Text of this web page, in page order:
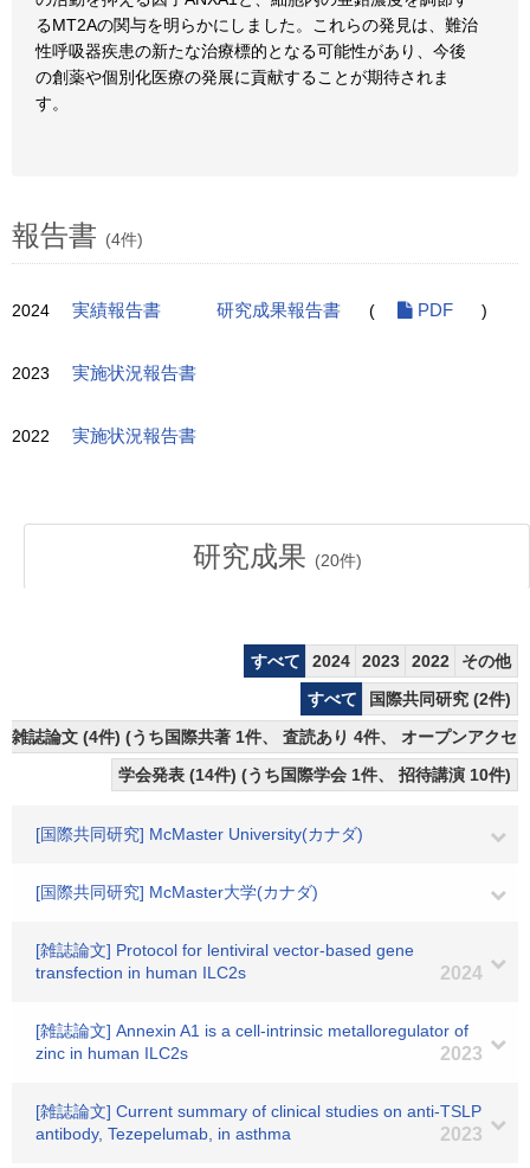
るMT2Aの関与を明らかにしました。これらの発見は、難治
性呼吸器疾患の新たな治療標的となる可能性があり、今後
の創薬や個別化医療の発展に貢献することが期待されま
す。
報告書 (4件)
2024 実績報告書 研究成果報告書 ( PDF )
2023 実施状況報告書
2022 実施状況報告書
研究成果 (20件)
すべて 2024 2023 2022
その他
すべて
国際共同研究 (2件)
雑誌論文 (4件) (うち国際共著 1件、 査読あり 4件、 オープンアクセ
学会発表 (14件) (うち国際学会 1件、 招待講演 10件)
[国際共同研究] McMaster University(カナダ)
[国際共同研究] McMaster大学(カナダ)
[雑誌論文] Protocol for lentiviral vector-based gene
transfection in human ILC2s
2024
[雑誌論文] Annexin A1 is a cell-intrinsic metalloregulator of
zinc in human ILC2s
2023
[雑誌論文] Current summary of clinical studies on anti-TSLP
antibody, Tezepelumab, in asthma
2023